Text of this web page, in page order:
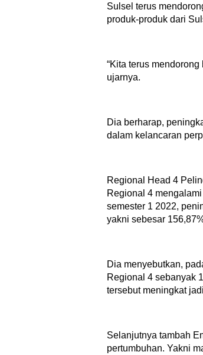
Sulsel terus
produk-produk dari
“Kita terus
ujarnya.
Dia berharap,
dalam kelancaran
Regional Head 4
Regional 4
semester 1 2022,
yakni sebesar
Dia menyebutkan,
Regional 4 sebanyak
tersebut meningkat
Selanjutnya tambah
pertumbuhan. Yakni